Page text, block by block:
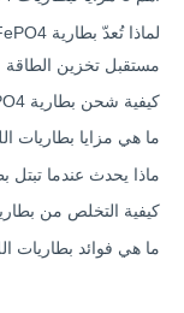
مستقبل تخزين الطاقة
كيفية شحن بطارية LiFePO4 بفعالية وأمان
ما هي مزايا بطاريات
ماذا يحدث عندما تبتل
كيفية التخلص من
ما هي فوائد بطاريات